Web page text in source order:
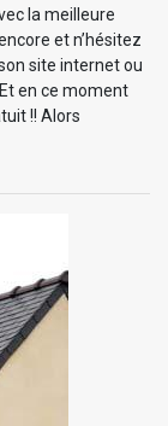
la meilleure
et n’hésitez
site internet ou
en ce moment
!! Alors